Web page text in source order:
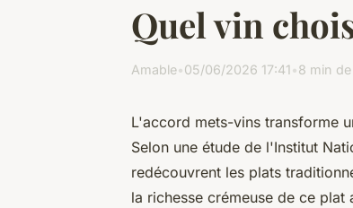
Quel vin
Amable•05/06/2026 17:41•8 min
L'accord mets-vins transforme
Selon une étude de l'Institut
redécouvrent les plats
la richesse crémeuse de ce